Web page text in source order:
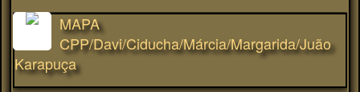
MAPA
CPP/Davi/Ciducha/Márcia/Margarida/Juão
Karapuça